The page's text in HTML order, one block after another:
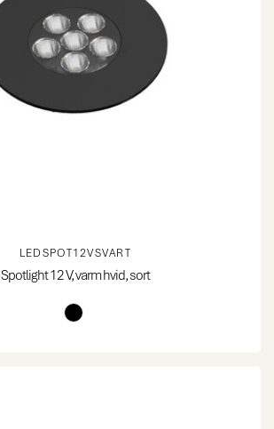
LEDSPOT12VSVART
Spotlight 12 V, varm hvid, sort